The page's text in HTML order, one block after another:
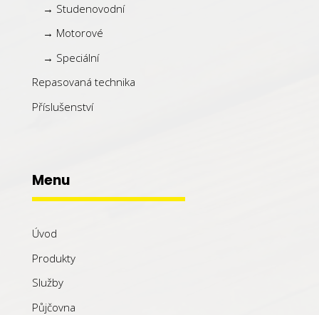
→ Studenovodní
→ Motorové
→ Speciální
Repasovaná technika
Příslušenství
Menu
Úvod
Produkty
Služby
Půjčovna